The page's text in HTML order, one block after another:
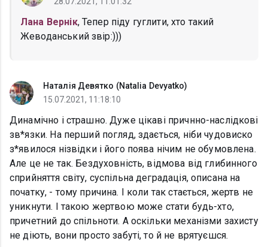
Лана Вернік, Тепер піду гуглити, хто такий
Жеводанський звір:)))
Наталія Девятко (Natalia Devyatko)
15.07.2021, 11:18:10
Динамічно і страшно. Дуже цікаві причнно-наслідкові
зв*язки. На перший погляд, здається, ніби чудовиско
з*явилося нізвідки і його поява нічим не обумовлена.
Але це не так. Бездуховність, відмова від глибинного
сприйняття світу, суспільна деградація, описана на
початку, - тому причина. І коли так стається, жертв не
уникнути. І такою жертвою може стати будь-хто,
причетний до спільноти. А оскільки механізми захисту
не діють, вони просто забуті, то й не врятуєшся.